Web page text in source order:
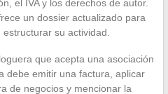
el IVA y los derechos de autor.
un dossier actualizado para
su actividad.
que acepta una asociación
debe emitir una factura, aplicar
de negocios y mencionar la